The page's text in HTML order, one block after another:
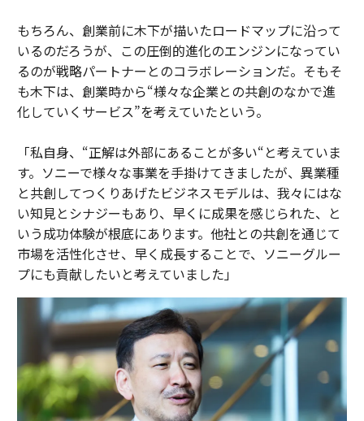
もちろん、創業前に木下が描いたロードマップに沿って
いるのだろうが、この圧倒的進化のエンジンになってい
るのが戦略パートナーとのコラボレーションだ。そもそ
も木下は、創業時から“様々な企業との共創のなかで進
化していくサービス”を考えていたという。
「私自身、“正解は外部にあることが多い“と考えていま
す。ソニーで様々な事業を手掛けてきましたが、異業種
と共創してつくりあげたビジネスモデルは、我々にはな
い知見とシナジーもあり、早くに成果を感じられた、と
いう成功体験が根底にあります。他社との共創を通じて
市場を活性化させ、早く成長することで、ソニーグルー
プにも貢献したいと考えていました」